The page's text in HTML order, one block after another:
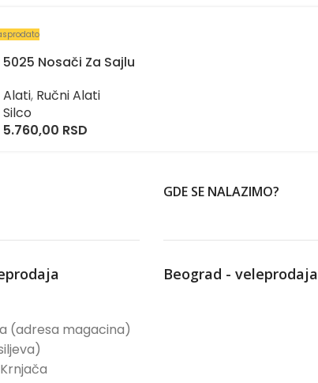
5025 Nosači Za Sajlu
Alati, Ručni Alati
Silco
5.760,00 RSD
(adresa magacina)
GDE SE NALAZIMO?
Beograd - veleprodaja